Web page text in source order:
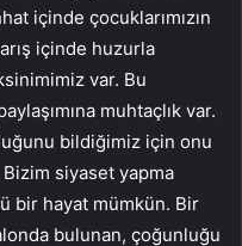
içinde çocuklarımızın
içinde huzurla
var. Bu
muhtaçlık var.
bildiğimiz için onu
siyaset yapma
bir hayat mümkün. Bir
bulunan, çoğunluğu